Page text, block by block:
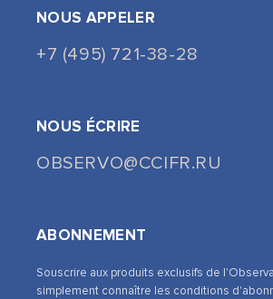
NOUS APPELER
+7 (495) 721-38-28
NOUS ÉCRIRE
OBSERVO@CCIFR.RU
ABONNEMENT
Souscrire aux produits exclusifs de
simplement connaître les conditions